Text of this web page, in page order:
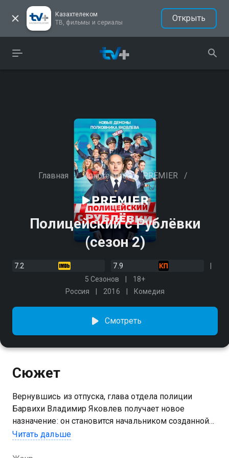
Казахтелеком
ТВ, фильмы и сериалы
Открыть
Главная / Кинотеатры / PREMIER /
Полицейский с Рублёвки
(сезон 2)
7.2
7.9
5 Сезонов
18+
Россия
2016 Комедия
Смотреть
Сюжет
Вернувшись из отпуска, глава отдела полиции
Барвихи Владимир Яковлев получает новое
назначение: он становится начальником созданной
на Рублёвке Академии российской полиции. Ему
Читать дальше